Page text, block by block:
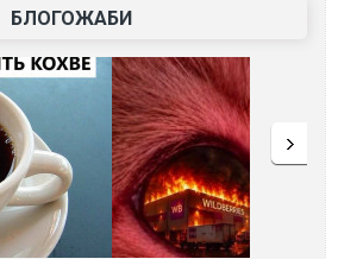
БЛОГОЖАБИ